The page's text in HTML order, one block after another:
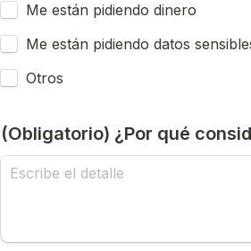
Me están pidiendo dinero
Me están pidiendo datos
Otros
(Obligatorio) ¿Por qué